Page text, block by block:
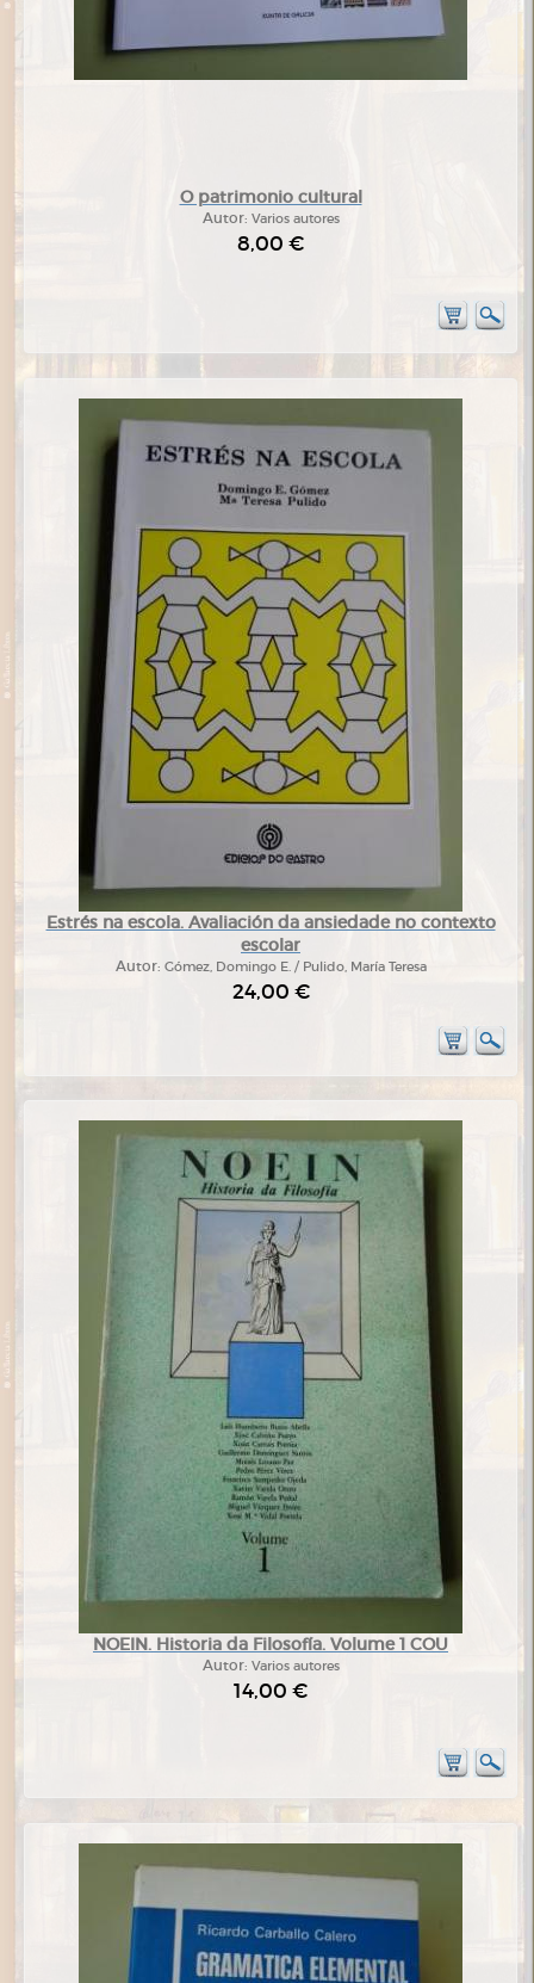
O patrimonio cultural
Autor: Varios autores
8,00 €
Estrés na escola. Avaliación da ansiedade no contexto
escolar
Autor: Gómez, Domingo E. / Pulido, María Teresa
24,00 €
NOEIN. Historia da Filosofía. Volume 1 COU
Autor: Varios autores
14,00 €